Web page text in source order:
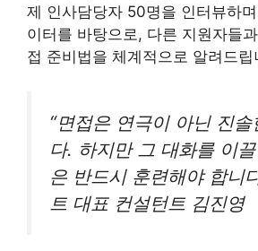
제 인사담당자 50명을 인터뷰하
이터를 바탕으로, 다른 지원자들
접 준비법을 체계적으로 알려드립
“면접은 연극이 아닌 진
다. 하지만 그 대화를 이
은 반드시 훈련해야 합니
트 대표 컨설턴트 김진영